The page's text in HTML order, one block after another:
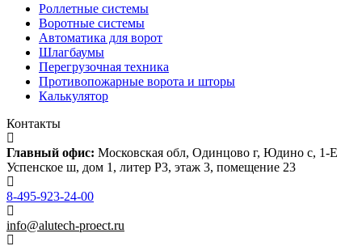
Роллетные системы
Воротные системы
Автоматика для ворот
Шлагбаумы
Перегрузочная техника
Противопожарные ворота и шторы
Калькулятор
Контакты
Главный офис: Московская обл, Одинцово г, Юдино с, 1-Е
Успенское ш, дом 1, литер Р3, этаж 3, помещение 23
8-495-923-24-00
info@alutech-proect.ru